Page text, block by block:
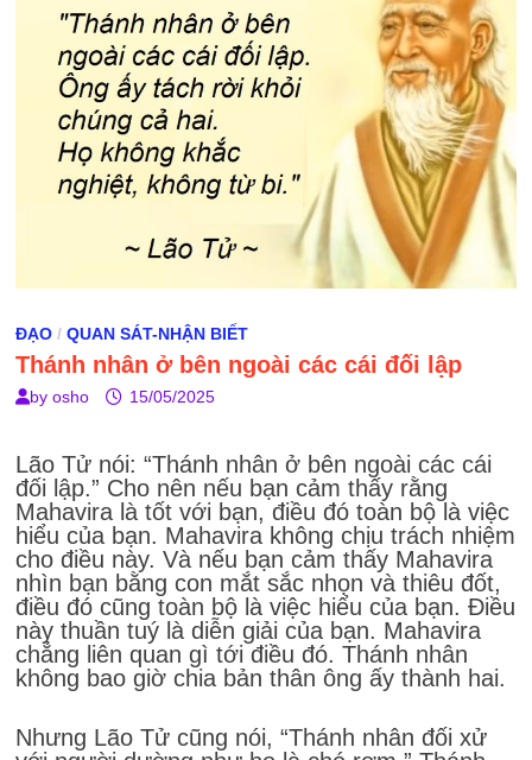
ĐẠO/ QUAN SÁT-NHẬN BIẾT
Thánh nhân ở bên ngoài các cái đối lập
by osho 15/05/2025
Lão Tử nói: “Thánh nhân ở bên ngoài các cái
đối lập.” Cho nên nếu bạn cảm thấy rằng
Mahavira là tốt với bạn, điều đó toàn bộ là việc
hiểu của bạn. Mahavira không chịu trách nhiệm
cho điều này. Và nếu bạn cảm thấy Mahavira
nhìn bạn bằng con mắt sắc nhọn và thiêu đốt,
điều đó cũng toàn bộ là việc hiểu của bạn. Điều
này thuần tuý là diễn giải của bạn. Mahavira
chẳng liên quan gì tới điều đó. Thánh nhân
không bao giờ chia bản thân ông ấy thành hai.
Nhưng Lão Tử cũng nói, “Thánh nhân đối xử